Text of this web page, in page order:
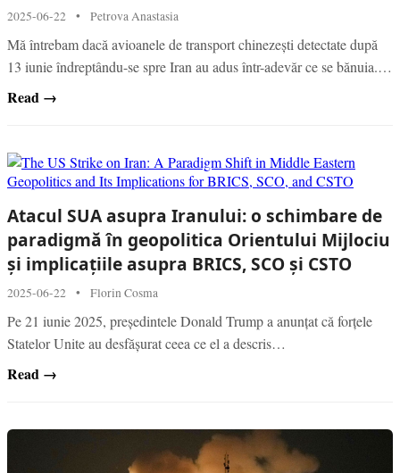
2025-06-22 • Petrova Anastasia
Mă întrebam dacă avioanele de transport chinezești detectate după
13 iunie îndreptându-se spre Iran au adus într-adevăr ce se bănuia.…
Read →
Atacul SUA asupra Iranului: o schimbare de
paradigmă în geopolitica Orientului Mijlociu
și implicațiile asupra BRICS, SCO și CSTO
2025-06-22 • Florin Cosma
Pe 21 iunie 2025, președintele Donald Trump a anunțat că forțele
Statelor Unite au desfășurat ceea ce el a descris…
Read →